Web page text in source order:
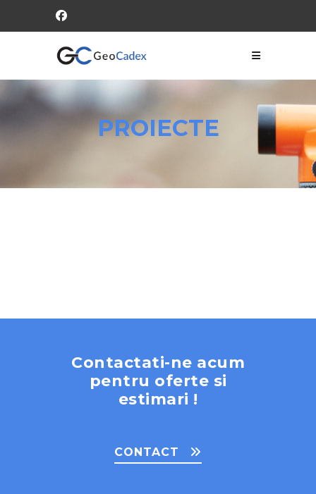
PROIECTE
Contactati-ne acum
pentru oferte si
estimari !
CONTACT